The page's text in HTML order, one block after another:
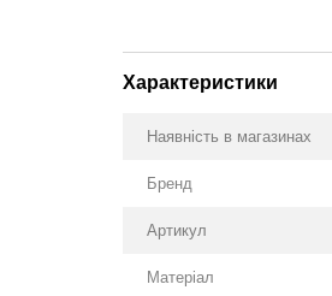
Характеристики
Наявність в магазинах
Бренд
Артикул
Матеріал